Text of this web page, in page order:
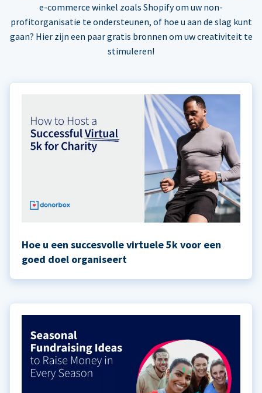
e-commerce winkel zoals Shopify om uw non-
profitorganisatie te ondersteunen, of hoe u aan de slag kunt
gaan? Hier zijn een paar gratis bronnen om uw creativiteit te
stimuleren!
Hoe u een succesvolle virtuele 5k voor een
goed doel organiseert